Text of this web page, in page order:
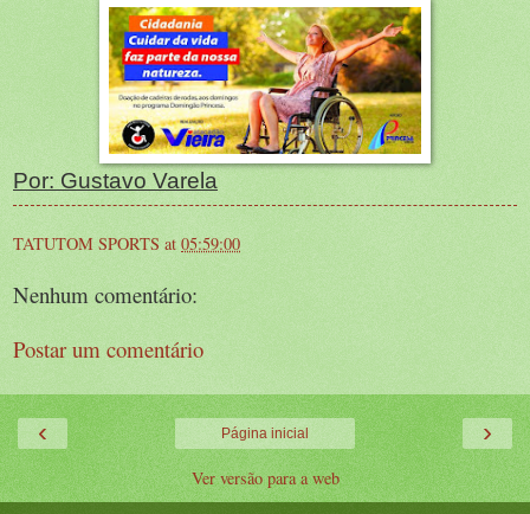
Por: Gustavo Varela
TATUTOM SPORTS at 05:59:00
Nenhum comentário:
Postar um comentário
‹ ›
Página inicial
Ver versão para a web